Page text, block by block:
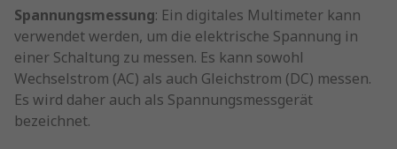
Spannungsmessung: Ein digitales Multimeter kann
verwendet werden, um die elektrische Spannung in
einer Schaltung zu messen. Es kann sowohl
Wechselstrom (AC) als auch Gleichstrom (DC) messen.
Es wird daher auch als Spannungsmessgerät
bezeichnet.